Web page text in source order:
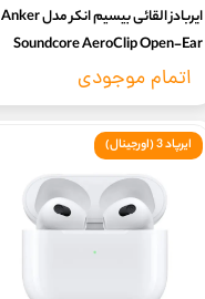
ایربادز القائی بیسیم انکر مدل Anker
Soundcore AeroClip Open-Ear
Earbuds A3388 |
اتمام موجودی
ایرپاد 3 (اورجینال)